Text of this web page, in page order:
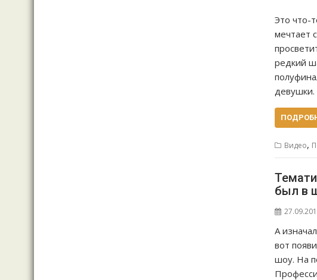
Это что-
мечтает
редкий
девушки.
Видео,
был в
А
вот
шоу. На